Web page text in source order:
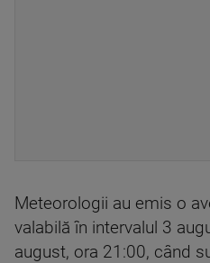
Meteorologii au emis o
valabilă în intervalul 3
august, ora 21:00, când